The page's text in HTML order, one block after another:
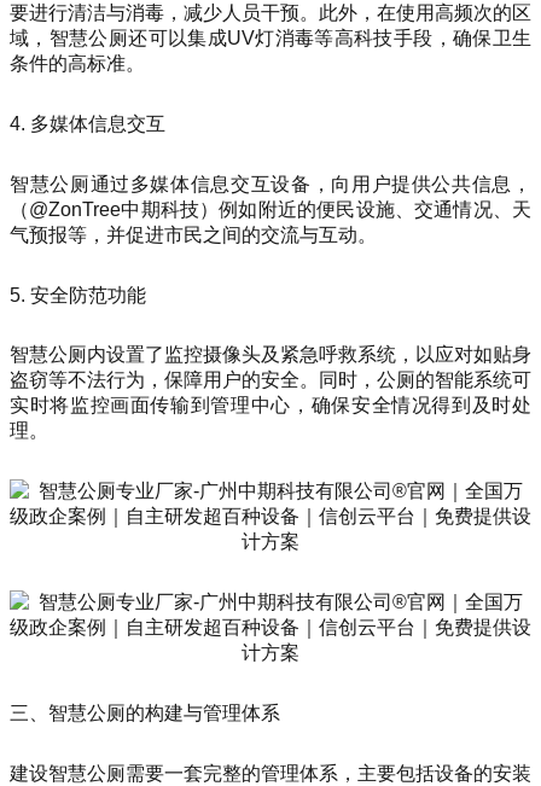
要进行清洁与消毒，减少人员干预。此外，在使用高频次的区
域，智慧公厕还可以集成UV灯消毒等高科技手段，确保卫生
条件的高标准。
4. 多媒体信息交互
智慧公厕通过多媒体信息交互设备，向用户提供公共信息，
（@ZonTree中期科技）例如附近的便民设施、交通情况、天
气预报等，并促进市民之间的交流与互动。
5. 安全防范功能
智慧公厕内设置了监控摄像头及紧急呼救系统，以应对如贴身
盗窃等不法行为，保障用户的安全。同时，公厕的智能系统可
实时将监控画面传输到管理中心，确保安全情况得到及时处
理。
三、智慧公厕的构建与管理体系
建设智慧公厕需要一套完整的管理体系，主要包括设备的安装